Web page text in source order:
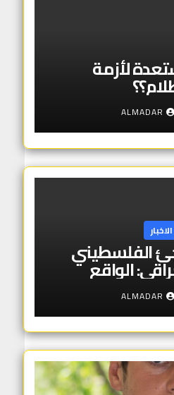
لأزمة
ALMADAR
الفلسطيني
الواقع
ALMADAR